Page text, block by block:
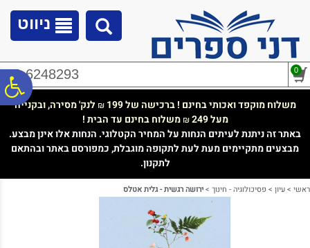
נגישות
ניווט
02-6248293 0
משלוח מוקפד ואכותי בחינם ! ברכישה של 199 ₪ לנק' מסירה, ובקנייה
מעל 249
₪משלוח בחינם עד הבית !
באתר זה ניתנת לעיתים הנחות על המחיר הקטלוגי. הנחות אלו אינן מבצע.
מבצעים מתקיימים מעת לעת לתקופה מוגבלת, כמפורסם באתר ובהתאם
לתקנון.
ראשי >עיון > פסיכולוגיה - חינוך >ירושה רגשית - גלית אטלס